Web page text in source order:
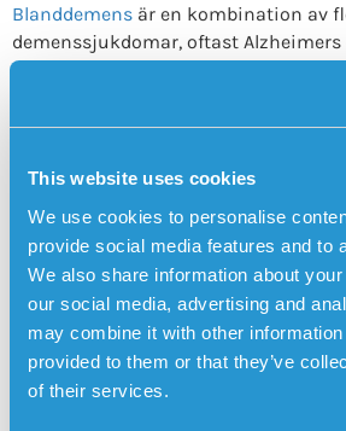
This website uses cookies
We use cookies to personalise
provide social media features and to
We also share information about
our social media, advertising and
may combine it with other information
provided to them or that they’ve
of their services.
Blanddemensär en kombination av
demenssjukdomar, oftast
demens. Symptomen kan vara
kognitiva funktioner. Blanddemens
äldre personer och diagnostiseras
Sensorems trygghetslarm har
medicinpåminnare och
Sensoremstrygghetslarmär ett
hjälpmedel särskilt framtaget för
demenssjukdom. Trygghetslarmet
har inbyggd GPS-positionering så att
användarens position på en karta i
Anhöriga blir automatiskt uppringda